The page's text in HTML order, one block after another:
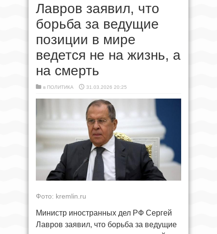
Лавров заявил, что
борьба за ведущие
позиции в мире
ведется не на жизнь, а
на смерть
в ПОЛИТИКА 31.03.2026 20:25
Фото: kremlin.ru
Министр иностранных дел РФ Сергей
Лавров заявил, что борьба за ведущие